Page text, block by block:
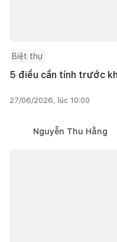
Biệt thự
5 điều cần tính trước
27/06/2026, lúc 10:00
Nguyễn Thu Hằng